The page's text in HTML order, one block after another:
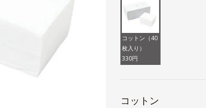
コットン（40
枚入り）
330円
コットン